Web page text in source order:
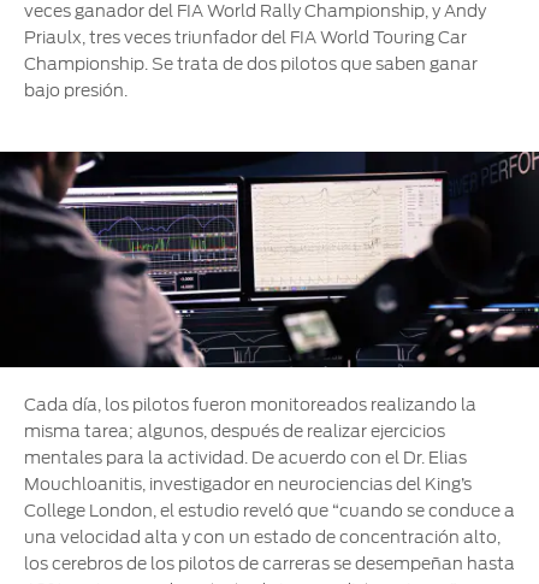
Seminuevos
Certificados
veces ganador del FIA World Rally Championship, y Andy
Priaulx, tres veces triunfador del FIA World Touring Car
Championship. Se trata de dos pilotos que saben ganar
bajo presión.
Cada día, los pilotos fueron monitoreados realizando la
misma tarea; algunos, después de realizar ejercicios
mentales para la actividad. De acuerdo con el Dr. Elias
Mouchloanitis, investigador en neurociencias del King’s
College London, el estudio reveló que “cuando se conduce a
una velocidad alta y con un estado de concentración alto,
los cerebros de los pilotos de carreras se desempeñan hasta